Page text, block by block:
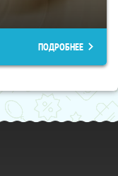
ПОДРОБНЕЕ